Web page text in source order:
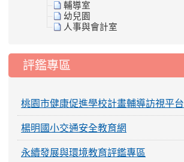
輔導室
幼兒園
人事與會計室
評鑑專區
桃園市健康促進學校計畫輔導訪視平台
楊明國小交通安全教育網
永續發展與環境教育評鑑專區